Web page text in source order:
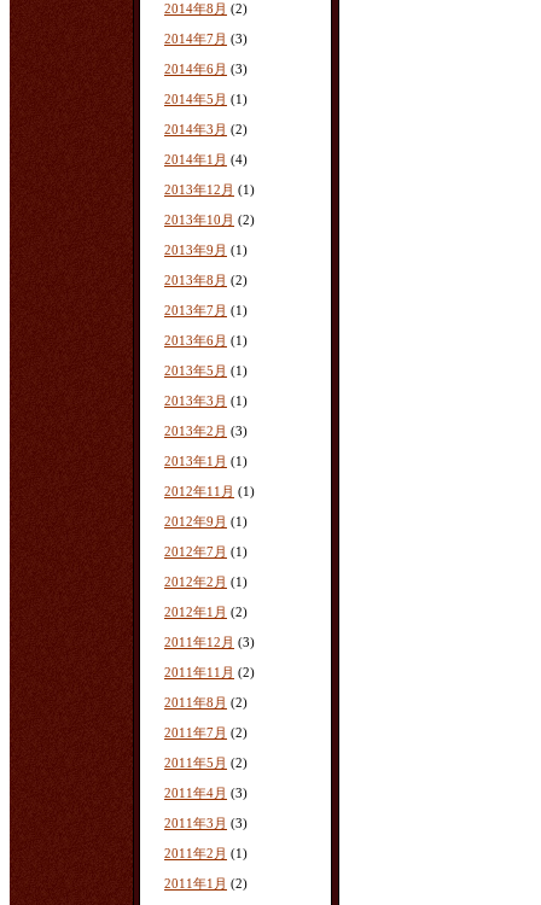
2014年8月 (2)
2014年7月 (3)
2014年6月 (3)
2014年5月 (1)
2014年3月 (2)
2014年1月 (4)
2013年12月 (1)
2013年10月 (2)
2013年9月 (1)
2013年8月 (2)
2013年7月 (1)
2013年6月 (1)
2013年5月 (1)
2013年3月 (1)
2013年2月 (3)
2013年1月 (1)
2012年11月 (1)
2012年9月 (1)
2012年7月 (1)
2012年2月 (1)
2012年1月 (2)
2011年12月 (3)
2011年11月 (2)
2011年8月 (2)
2011年7月 (2)
2011年5月 (2)
2011年4月 (3)
2011年3月 (3)
2011年2月 (1)
2011年1月 (2)